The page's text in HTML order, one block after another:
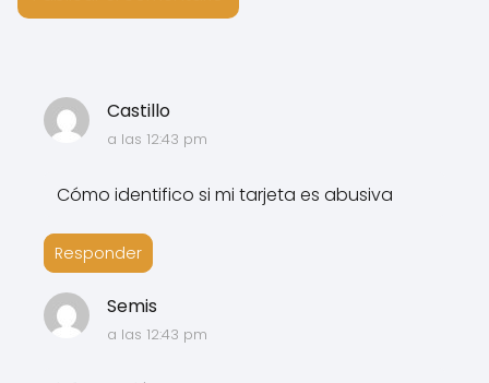
Castillo
a las 12:43 pm
Cómo identifico si mi tarjeta es abusiva
Responder
Semis
a las 12:43 pm